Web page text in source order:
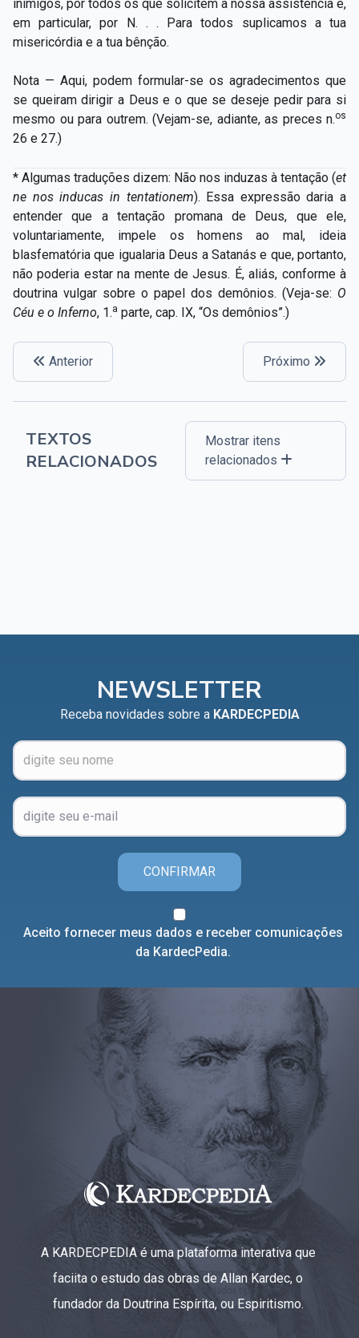
inimigos, por todos os que solicitem a nossa assistência e,
em particular, por N. . . Para todos suplicamos a tua
misericórdia e a tua bênção.
Nota — Aqui, podem formular-se os agradecimentos que
se queiram dirigir a Deus e o que se deseje pedir para si
mesmo ou para outrem. (Vejam-se, adiante, as preces n.os
26 e 27.)
* Algumas traduções dizem: Não nos induzas à tentação (et
ne nos inducas in tentationem). Essa expressão daria a
entender que a tentação promana de Deus, que ele,
voluntariamente, impele os homens ao mal, ideia
blasfematória que igualaria Deus a Satanás e que, portanto,
não poderia estar na mente de Jesus. É, aliás, conforme à
doutrina vulgar sobre o papel dos demônios. (Veja-se: O
Céu e o Inferno, 1.a parte, cap. IX, “Os demônios”.)
Anterior Próximo
TEXTOS
RELACIONADOS
Mostrar itens
relacionados
NEWSLETTER
Receba novidades sobre a KARDECPEDIA
CONFIRMAR
Aceito fornecer meus dados e receber comunicações
da KardecPedia.
A KARDECPEDIA é uma plataforma interativa que
faciita o estudo das obras de Allan Kardec, o
fundador da Doutrina Espírita, ou Espiritismo.